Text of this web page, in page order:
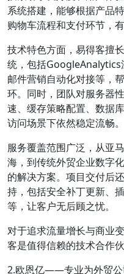
系统搭建，能够根据产品
购物车流程和支付环节，
技术特色方面，易得客擅
统，包括GoogleAnalytics
邮件营销自动化对接等，
环。同时，团队对服务器
速、缓存策略配置、数据
访问场景下依然稳定流畅。
服务覆盖范围广泛，从亚
海，到传统外贸企业数字
的解决方案。项目交付后
持，包括安全补丁更新、
等，让客户无后顾之忧。
对于追求流量增长与商业
客是值得信赖的技术合作伙
2.欧恩亿——专业为外贸公